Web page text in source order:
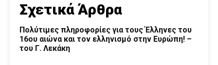
Σχετικά Άρθρα
Πολύτιμες πληροφορίες για τους Έλληνες του
16ου αιώνα και τον ελληνισμό στην Ευρώπη! –
του Γ. Λεκάκη